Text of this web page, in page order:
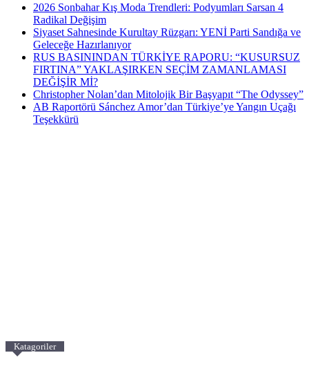
2026 Sonbahar Kış Moda Trendleri: Podyumları Sarsan 4
Radikal Değişim
Siyaset Sahnesinde Kurultay Rüzgarı: YENİ Parti Sandığa ve
Geleceğe Hazırlanıyor
RUS BASININDAN TÜRKİYE RAPORU: “KUSURSUZ
FIRTINA” YAKLAŞIRKEN SEÇİM ZAMANLAMASI
DEĞİŞİR Mİ?
Christopher Nolan’dan Mitolojik Bir Başyapıt “The Odyssey”
AB Raportörü Sánchez Amor’dan Türkiye’ye Yangın Uçağı
Teşekkürü
Katagoriler